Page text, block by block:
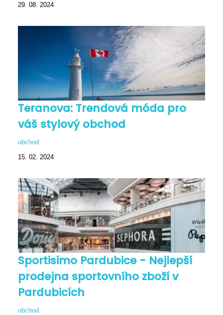
29. 08. 2024
Teranova: Trendová móda pro
váš stylový obchod
obchod
15. 02. 2024
Sportisimo Pardubice - Nejlepší
prodejna sportovního zboží v
Pardubicích
obchod